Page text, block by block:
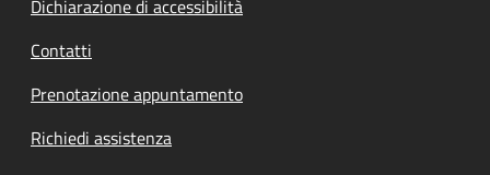
Dichiarazione di accessibilità
Contatti
Prenotazione appuntamento
Richiedi assistenza